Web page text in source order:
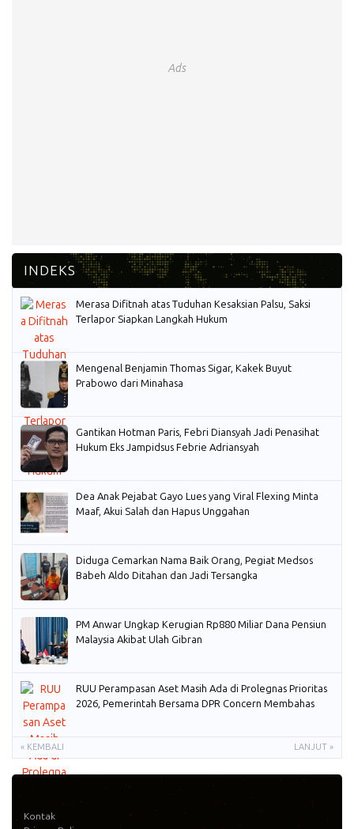
Ads
Merasa Difitnah atas Tuduhan Kesaksian Palsu, Saksi
Terlapor Siapkan Langkah Hukum
Mengenal Benjamin Thomas Sigar, Kakek Buyut
Prabowo dari Minahasa
Gantikan Hotman Paris, Febri Diansyah Jadi Penasihat
Hukum Eks Jampidsus Febrie Adriansyah
Dea Anak Pejabat Gayo Lues yang Viral Flexing Minta
Maaf, Akui Salah dan Hapus Unggahan
Diduga Cemarkan Nama Baik Orang, Pegiat Medsos
Babeh Aldo Ditahan dan Jadi Tersangka
PM Anwar Ungkap Kerugian Rp880 Miliar Dana Pensiun
Malaysia Akibat Ulah Gibran
RUU Perampasan Aset Masih Ada di Prolegnas Prioritas
2026, Pemerintah Bersama DPR Concern Membahas
« KEMBALI LANJUT »
Kontak